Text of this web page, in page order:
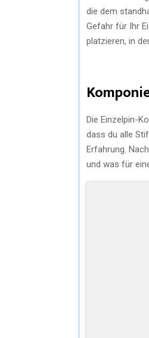
die dem
Gefahr für Ihr
platzieren, in
Die Einzelpin-
dass du alle
Erfahrung.
und was für